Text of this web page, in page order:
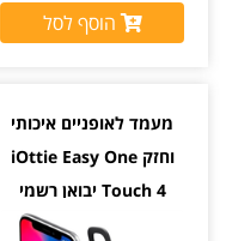
הוסף לסל
מעמד לאופניים איכותי
וחזק iOttie Easy One
Touch 4 יבואן רשמי